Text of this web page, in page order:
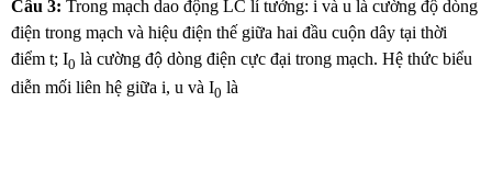
Câu 3: Trong mạch dao động LC lí tưởng: i và u là cường độ dòng
điện trong mạch và hiệu điện thế giữa hai đầu cuộn dây tại thời
điểm t; I0 là cường độ dòng điện cực đại trong mạch. Hệ thức biểu
diễn mối liên hệ giữa i, u và I0 là